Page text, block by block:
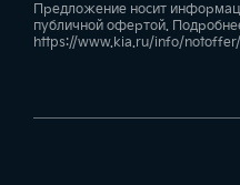
Предложение носит
публичной офертой.
https://www.kia.ru/info/notoffer/